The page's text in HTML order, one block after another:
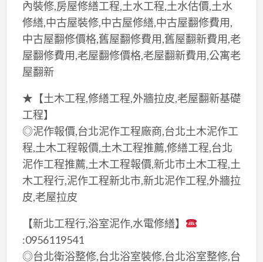
內裝修,房屋修繕工程,土水工程,土水估價,土水
修繕,中古屋裝修,中古屋修繕,中古屋翻修費用,
中古屋翻修價格,舊屋翻修費用,舊屋翻新費用,老
屋翻修費用,老屋翻修價格,老屋翻新費用,公寓老
屋翻新
★【土木工程,修繕工程,外牆拉皮,老屋翻新基礎
工程】
◎泥作報價,台北泥作工程廠商,台北土木泥作工
程,土木工程報價,土木工程推薦,修繕工程,台北
泥作工程推薦,土木工程報價,新北市土木工程,土
木工程行,泥作工程新北市,新北泥作工程,外牆拉
皮,老屋拉皮
【新北工程行,浴室泥作,水電修繕】
:0956119541
◎台北衛浴整修,台北浴室裝修,台北浴室整修,台